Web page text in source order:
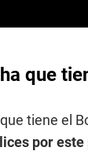
que
tiene el
por